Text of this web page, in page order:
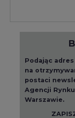
Podając
na
postaci
Agencji
Warszawie.